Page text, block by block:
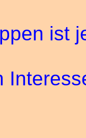
ist